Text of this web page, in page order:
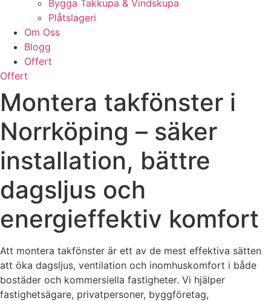
Bygga Takkupa & Vindskupa
Plåtslageri
Om Oss
Blogg
Offert
Offert
Montera takfönster i
Norrköping – säker
installation, bättre
dagsljus och
energieffektiv komfort
Att montera takfönster är ett av de mest effektiva sätten
att öka dagsljus, ventilation och inomhuskomfort i både
bostäder och kommersiella fastigheter. Vi hjälper
fastighetsägare, privatpersoner, byggföretag,